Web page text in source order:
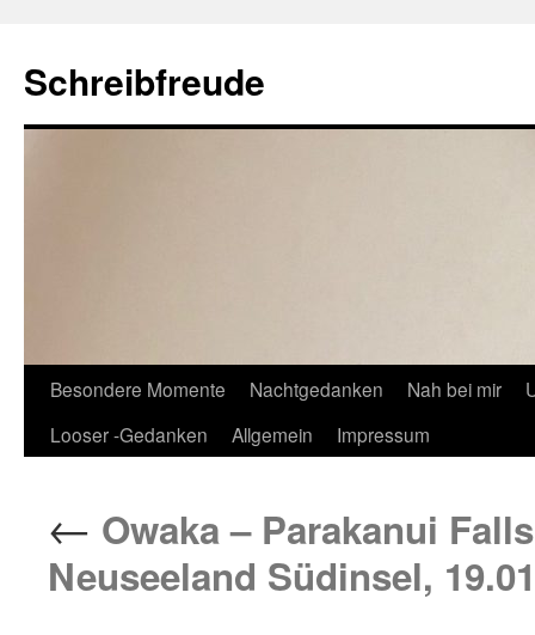
Schreibfreude
Besondere Momente Nachtgedanken Nah bei mir
Looser -Gedanken
Allgemein Impressum
← Owaka – Parakanui
Neuseeland Südinsel,